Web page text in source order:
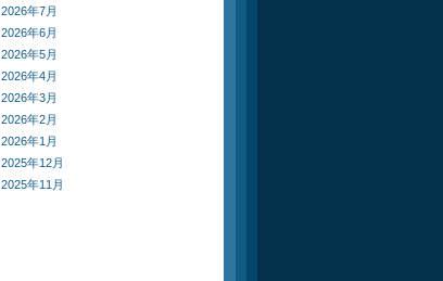
2026年7月
2026年6月
2026年5月
2026年4月
2026年3月
2026年2月
2026年1月
2025年12月
2025年11月